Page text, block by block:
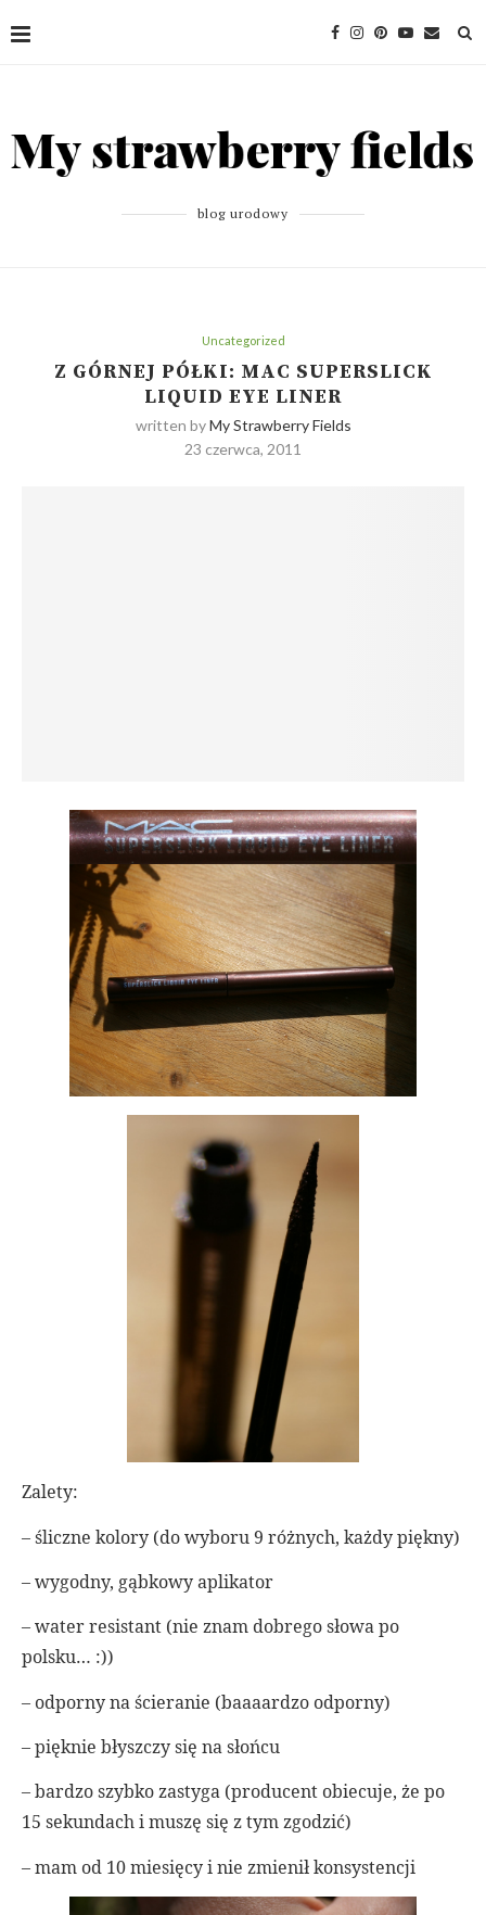
blog urodowy
Uncategorized
Z GÓRNEJ PÓŁKI: MAC SUPERSLICK
LIQUID EYE LINER
written byMy Strawberry Fields
23 czerwca, 2011
Zalety:
– śliczne kolory (do wyboru 9 różnych, każdy piękny)
– wygodny, gąbkowy aplikator
– water resistant (nie znam dobrego słowa po
polsku… :))
– odporny na ścieranie (baaaardzo odporny)
– pięknie błyszczy się na słońcu
– bardzo szybko zastyga (producent obiecuje, że po
15 sekundach i muszę się z tym zgodzić)
– mam od 10 miesięcy i nie zmienił konsystencji